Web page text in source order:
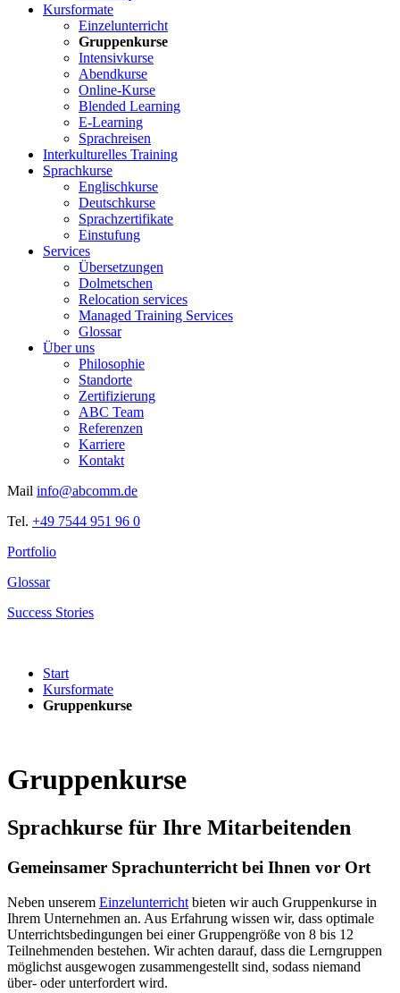
Kursformate
Einzelunterricht
Gruppenkurse
Intensivkurse
Abendkurse
Online-Kurse
Blended Learning
E-Learning
Sprachreisen
Interkulturelles Training
Sprachkurse
Englischkurse
Deutschkurse
Sprachzertifikate
Einstufung
Services
Übersetzungen
Dolmetschen
Relocation services
Managed Training Services
Glossar
Über uns
Philosophie
Standorte
Zertifizierung
ABC Team
Referenzen
Karriere
Kontakt
Mail info@abcomm.de
Tel. +49 7544 951 96 0
Portfolio
Glossar
Success Stories
Start
Kursformate
Gruppenkurse
Gruppenkurse
Sprachkurse für Ihre Mitarbeitenden
Gemeinsamer Sprachunterricht bei Ihnen vor Ort
Neben unserem Einzelunterricht bieten wir auch Gruppenkurse in
Ihrem Unternehmen an. Aus Erfahrung wissen wir, dass optimale
Unterrichtsbedingungen bei einer Gruppengröße von 8 bis 12
Teilnehmenden bestehen. Wir achten darauf, dass die Lerngruppen
möglichst ausgewogen zusammengestellt sind, sodass niemand
über- oder unterfordert wird.